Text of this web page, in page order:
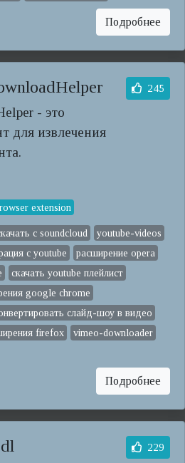
Подробнее
- это
для извлечения
245
extension
с soundcloud
youtube-videos
с youtube
расширение opera
скачать youtube плейлист
google chrome
слайд-шоу в видео
firefox
vimeo-downloader
Подробнее
229